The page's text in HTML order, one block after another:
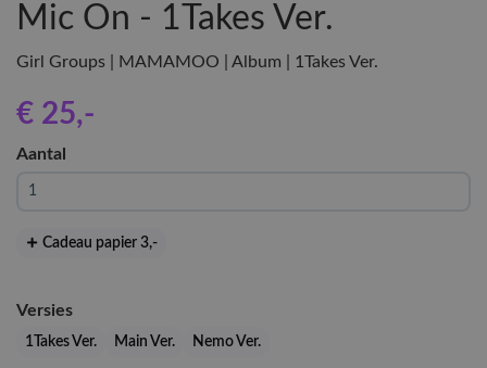
Mic On - 1Takes Ver.
Girl Groups | MAMAMOO | Album | 1Takes Ver.
€ 25,-
Aantal
Cadeau papier 3,-
Versies
1Takes Ver. Main Ver. Nemo Ver.